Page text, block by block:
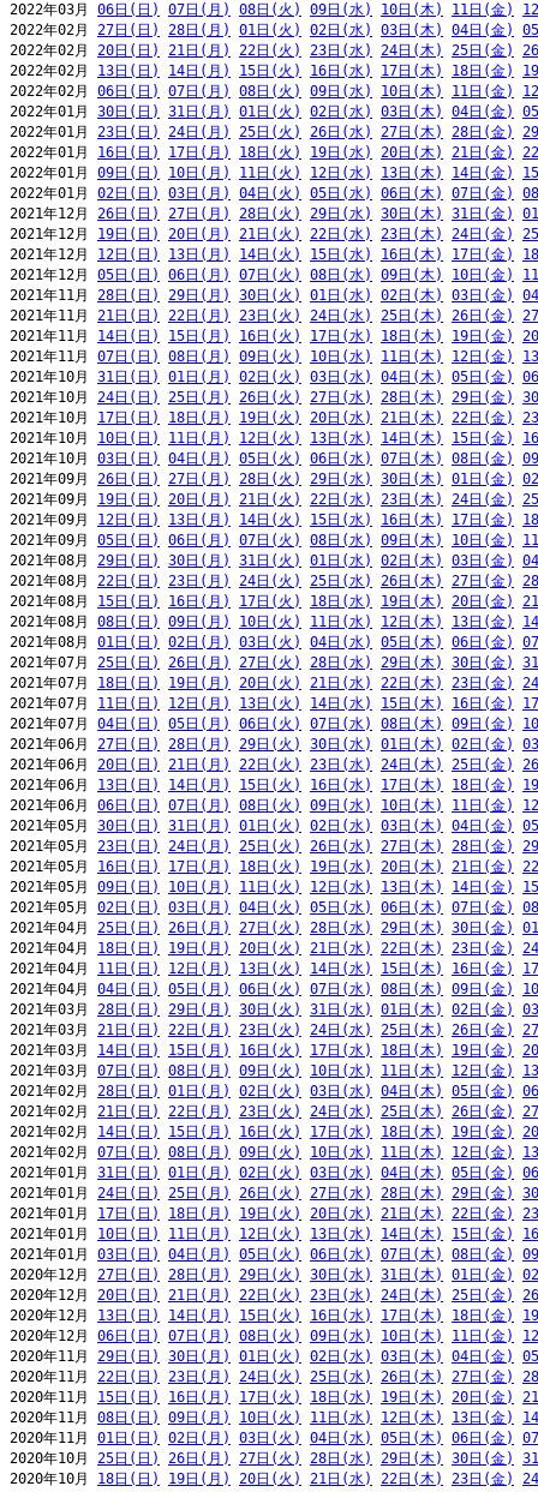
2022年03月 06日(日) 07日(月) 08日(火) 09日(水) 10日(木) 11日(金)
2022年02月 27日(日) 28日(月) 01日(火) 02日(水) 03日(木) 04日(金)
2022年02月 20日(日) 21日(月) 22日(火) 23日(水) 24日(木) 25日(金)
2022年02月 13日(日) 14日(月) 15日(火) 16日(水) 17日(木) 18日(金)
2022年02月 06日(日) 07日(月) 08日(火) 09日(水) 10日(木) 11日(金)
2022年01月 30日(日) 31日(月) 01日(火) 02日(水) 03日(木) 04日(金)
2022年01月 23日(日) 24日(月) 25日(火) 26日(水) 27日(木) 28日(金)
2022年01月 16日(日) 17日(月) 18日(火) 19日(水) 20日(木) 21日(金)
2022年01月 09日(日) 10日(月) 11日(火) 12日(水) 13日(木) 14日(金)
2022年01月 02日(日) 03日(月) 04日(火) 05日(水) 06日(木) 07日(金)
2021年12月 26日(日) 27日(月) 28日(火) 29日(水) 30日(木) 31日(金)
2021年12月 19日(日) 20日(月) 21日(火) 22日(水) 23日(木) 24日(金)
2021年12月 12日(日) 13日(月) 14日(火) 15日(水) 16日(木) 17日(金)
2021年12月 05日(日) 06日(月) 07日(火) 08日(水) 09日(木) 10日(金)
2021年11月 28日(日) 29日(月) 30日(火) 01日(水) 02日(木) 03日(金)
2021年11月 21日(日) 22日(月) 23日(火) 24日(水) 25日(木) 26日(金)
2021年11月 14日(日) 15日(月) 16日(火) 17日(水) 18日(木) 19日(金)
2021年11月 07日(日) 08日(月) 09日(火) 10日(水) 11日(木) 12日(金)
2021年10月 31日(日) 01日(月) 02日(火) 03日(水) 04日(木) 05日(金)
2021年10月 24日(日) 25日(月) 26日(火) 27日(水) 28日(木) 29日(金)
2021年10月 17日(日) 18日(月) 19日(火) 20日(水) 21日(木) 22日(金)
2021年10月 10日(日) 11日(月) 12日(火) 13日(水) 14日(木) 15日(金)
2021年10月 03日(日) 04日(月) 05日(火) 06日(水) 07日(木) 08日(金)
2021年09月 26日(日) 27日(月) 28日(火) 29日(水) 30日(木) 01日(金)
2021年09月 19日(日) 20日(月) 21日(火) 22日(水) 23日(木) 24日(金)
2021年09月 12日(日) 13日(月) 14日(火) 15日(水) 16日(木) 17日(金)
2021年09月 05日(日) 06日(月) 07日(火) 08日(水) 09日(木) 10日(金)
2021年08月 29日(日) 30日(月) 31日(火) 01日(水) 02日(木) 03日(金)
2021年08月 22日(日) 23日(月) 24日(火) 25日(水) 26日(木) 27日(金)
2021年08月 15日(日) 16日(月) 17日(火) 18日(水) 19日(木) 20日(金)
2021年08月 08日(日) 09日(月) 10日(火) 11日(水) 12日(木) 13日(金)
2021年08月 01日(日) 02日(月) 03日(火) 04日(水) 05日(木) 06日(金)
2021年07月 25日(日) 26日(月) 27日(火) 28日(水) 29日(木) 30日(金)
2021年07月 18日(日) 19日(月) 20日(火) 21日(水) 22日(木) 23日(金)
2021年07月 11日(日) 12日(月) 13日(火) 14日(水) 15日(木) 16日(金)
2021年07月 04日(日) 05日(月) 06日(火) 07日(水) 08日(木) 09日(金)
2021年06月 27日(日) 28日(月) 29日(火) 30日(水) 01日(木) 02日(金)
2021年06月 20日(日) 21日(月) 22日(火) 23日(水) 24日(木) 25日(金)
2021年06月 13日(日) 14日(月) 15日(火) 16日(水) 17日(木) 18日(金)
2021年06月 06日(日) 07日(月) 08日(火) 09日(水) 10日(木) 11日(金)
2021年05月 30日(日) 31日(月) 01日(火) 02日(水) 03日(木) 04日(金)
2021年05月 23日(日) 24日(月) 25日(火) 26日(水) 27日(木) 28日(金)
2021年05月 16日(日) 17日(月) 18日(火) 19日(水) 20日(木) 21日(金)
2021年05月 09日(日) 10日(月) 11日(火) 12日(水) 13日(木) 14日(金)
2021年05月 02日(日) 03日(月) 04日(火) 05日(水) 06日(木) 07日(金)
2021年04月 25日(日) 26日(月) 27日(火) 28日(水) 29日(木) 30日(金)
2021年04月 18日(日) 19日(月) 20日(火) 21日(水) 22日(木) 23日(金)
2021年04月 11日(日) 12日(月) 13日(火) 14日(水) 15日(木) 16日(金)
2021年04月 04日(日) 05日(月) 06日(火) 07日(水) 08日(木) 09日(金)
2021年03月 28日(日) 29日(月) 30日(火) 31日(水) 01日(木) 02日(金)
2021年03月 21日(日) 22日(月) 23日(火) 24日(水) 25日(木) 26日(金)
2021年03月 14日(日) 15日(月) 16日(火) 17日(水) 18日(木) 19日(金)
2021年03月 07日(日) 08日(月) 09日(火) 10日(水) 11日(木) 12日(金)
2021年02月 28日(日) 01日(月) 02日(火) 03日(水) 04日(木) 05日(金)
2021年02月 21日(日) 22日(月) 23日(火) 24日(水) 25日(木) 26日(金)
2021年02月 14日(日) 15日(月) 16日(火) 17日(水) 18日(木) 19日(金)
2021年02月 07日(日) 08日(月) 09日(火) 10日(水) 11日(木) 12日(金)
2021年01月 31日(日) 01日(月) 02日(火) 03日(水) 04日(木) 05日(金)
2021年01月 24日(日) 25日(月) 26日(火) 27日(水) 28日(木) 29日(金)
2021年01月 17日(日) 18日(月) 19日(火) 20日(水) 21日(木) 22日(金)
2021年01月 10日(日) 11日(月) 12日(火) 13日(水) 14日(木) 15日(金)
2021年01月 03日(日) 04日(月) 05日(火) 06日(水) 07日(木) 08日(金)
2020年12月 27日(日) 28日(月) 29日(火) 30日(水) 31日(木) 01日(金)
2020年12月 20日(日) 21日(月) 22日(火) 23日(水) 24日(木) 25日(金)
2020年12月 13日(日) 14日(月) 15日(火) 16日(水) 17日(木) 18日(金)
2020年12月 06日(日) 07日(月) 08日(火) 09日(水) 10日(木) 11日(金)
2020年11月 29日(日) 30日(月) 01日(火) 02日(水) 03日(木) 04日(金)
2020年11月 22日(日) 23日(月) 24日(火) 25日(水) 26日(木) 27日(金)
2020年11月 15日(日) 16日(月) 17日(火) 18日(水) 19日(木) 20日(金)
2020年11月 08日(日) 09日(月) 10日(火) 11日(水) 12日(木) 13日(金)
2020年11月 01日(日) 02日(月) 03日(火) 04日(水) 05日(木) 06日(金)
2020年10月 25日(日) 26日(月) 27日(火) 28日(水) 29日(木) 30日(金)
2020年10月 18日(日) 19日(月) 20日(火) 21日(水) 22日(木) 23日(金)